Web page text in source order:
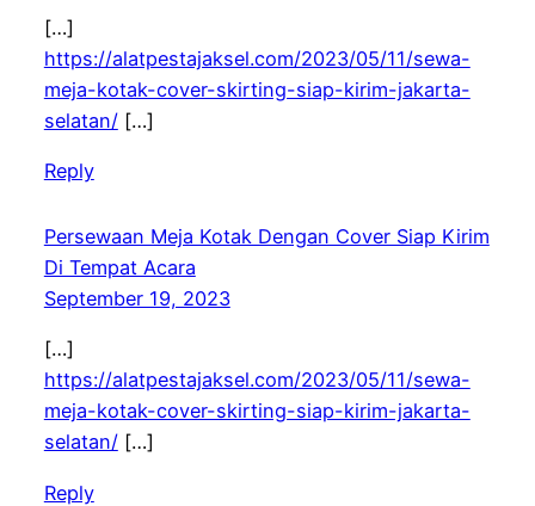
[…]
https://alatpestajaksel.com/2023/05/11/sewa-
meja-kotak-cover-skirting-siap-kirim-jakarta-
selatan/[…]
Reply
Persewaan Meja Kotak Dengan Cover Siap Kirim
Di Tempat Acara
September 19, 2023
[…]
https://alatpestajaksel.com/2023/05/11/sewa-
meja-kotak-cover-skirting-siap-kirim-jakarta-
selatan/[…]
Reply